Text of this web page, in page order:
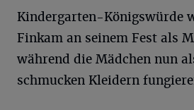
Kindergarten-Königswürde
Finkam an seinem Fest als
während die Mädchen nun
schmucken Kleidern